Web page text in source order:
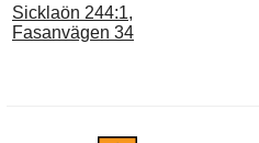
Sicklaön 244:1,
Fasanvägen 34